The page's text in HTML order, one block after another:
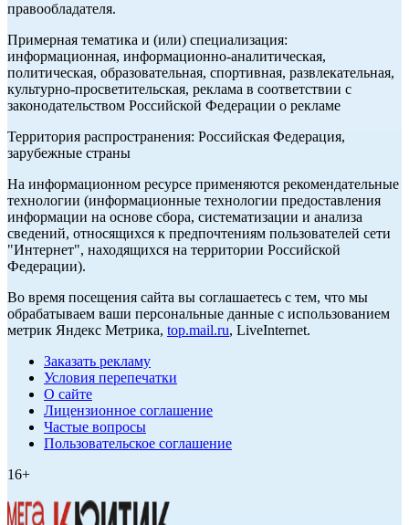
правообладателя.
Примерная тематика и (или) специализация:
информационная, информационно-аналитическая,
политическая, образовательная, спортивная, развлекательная,
культурно-просветительская, реклама в соответствии с
законодательством Российской Федерации о рекламе
Территория распространения: Российская Федерация,
зарубежные страны
На информационном ресурсе применяются рекомендательные
технологии (информационные технологии предоставления
информации на основе сбора, систематизации и анализа
сведений, относящихся к предпочтениям пользователей сети
"Интернет", находящихся на территории Российской
Федерации).
Во время посещения сайта вы соглашаетесь с тем, что мы
обрабатываем ваши персональные данные с использованием
метрик Яндекс Метрика, top.mail.ru, LiveInternet.
Заказать рекламу
Условия перепечатки
О сайте
Лицензионное соглашение
Частые вопросы
Пользовательское соглашение
16+